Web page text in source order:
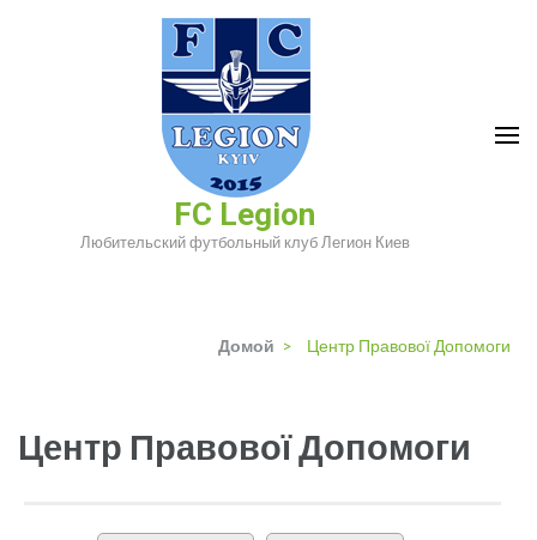
FC Legion
Любительский футбольный клуб Легион Киев
Домой > Центр Правової Допомоги
Центр Правової Допомоги